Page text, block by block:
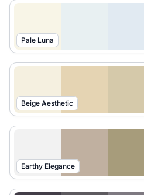
Pale Luna
Beige Aesthetic
Earthy Elegance